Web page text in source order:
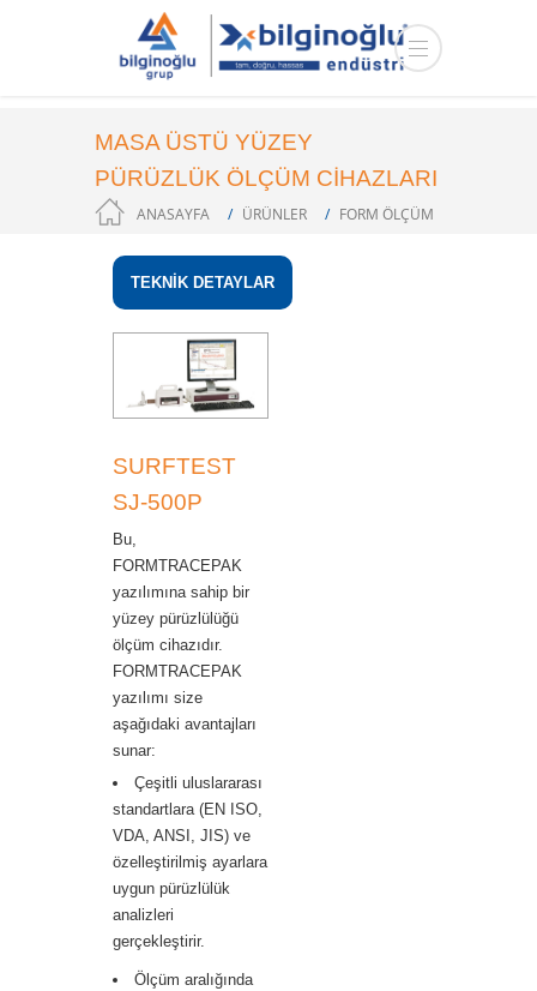
MASA ÜSTÜ YÜZEY
PÜRÜZLÜK ÖLÇÜM CİHAZLARI
ANASAYFA ÜRÜNLER
FORM ÖLÇÜM
TEKNİK DETAYLAR
SURFTEST
SJ-500P
Bu,
FORMTRACEPAK
yazılımına sahip bir
yüzey pürüzlülüğü
ölçüm cihazıdır.
FORMTRACEPAK
yazılımı size
aşağıdaki avantajları
sunar:
Çeşitli uluslararası
standartlara (EN ISO,
VDA, ANSI, JIS) ve
özelleştirilmiş ayarlara
uygun pürüzlülük
analizleri
gerçekleştirir.
Ölçüm aralığında